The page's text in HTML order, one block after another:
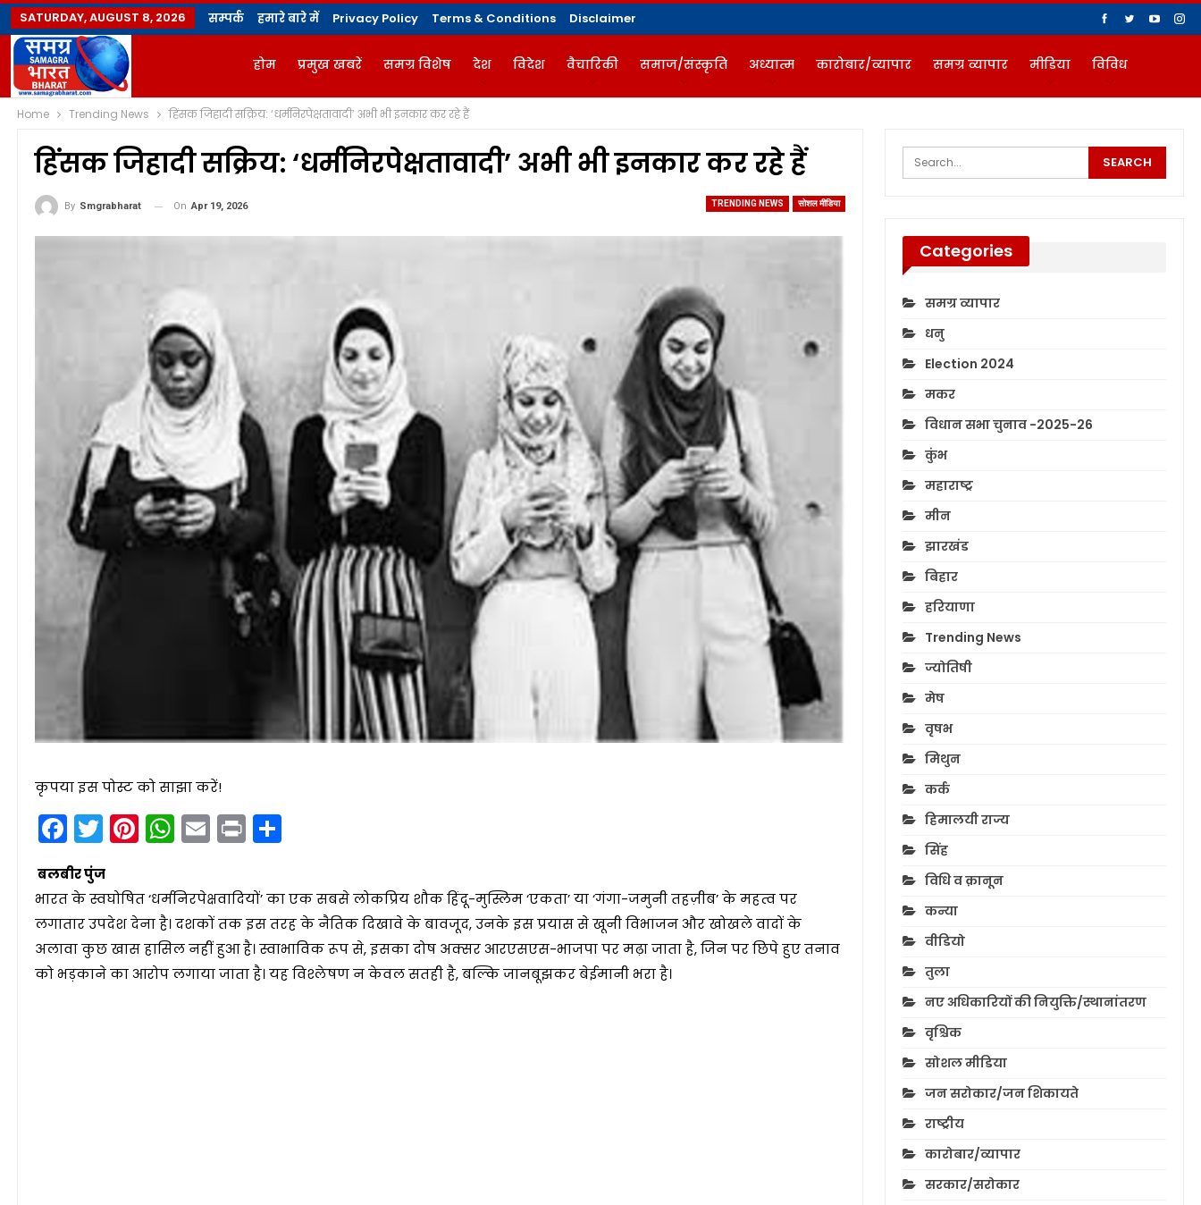
SATURDAY, AUGUST 8, 2026 सम्पर्क हमारे बारे में Privacy Policy Terms & Conditions Disclaimer
होम प्रमुख खबरें समग्र विशेष देश विदेश वैचारिकी समाज/संस्कृति अध्यात्म कारोबार/व्यापार समग्र व्यापार मीडिया विविध
ज्योतिषी योगविद्या मैगज़ीन
Home Trending News हिंसक जिहादी सक्रिय: ‘धर्मनिरपेक्षतावादी’ अभी भी इनकार कर रहे हैं
हिंसक जिहादी सक्रिय: ‘धर्मनिरपेक्षतावादी’ अभी भी इनकार कर रहे हैं
TRENDING NEWS सोशल मीडिया
By Smgrabharat On Apr 19, 2026
कृपया इस पोस्ट को साझा करें!
Facebook
Twitter
Pinterest
WhatsApp
Email
Print
बलबीर पुंज
भारत के स्वघोषित ‘धर्मनिरपेक्षवादियों’ का एक सबसे लोकप्रिय शौक हिंदू-मुस्लिम ‘एकता’ या ‘गंगा-जमुनी तहज़ीब’ के महत्व पर
लगातार उपदेश देना है। दशकों तक इस तरह के नैतिक दिखावे के बावजूद, उनके इस प्रयास से खूनी विभाजन और खोखले वादों के
अलावा कुछ खास हासिल नहीं हुआ है। स्वाभाविक रूप से, इसका दोष अक्सर आरएसएस-भाजपा पर मढ़ा जाता है, जिन पर छिपे हुए तनाव
को भड़काने का आरोप लगाया जाता है। यह विश्लेषण न केवल सतही है, बल्कि जानबूझकर बेईमानी भरा है।
Categories
समग्र व्यापार
धनु
Election 2024
मकर
विधान सभा चुनाव -2025-26
कुंभ
महाराष्ट्र
मीन
झारखंड
बिहार
हरियाणा
Trending News
ज्योतिषी
मेष
वृषभ
मिथुन
कर्क
हिमालयी राज्य
सिंह
विधि व क़ानून
कन्या
वीडियो
तुला
नए अधिकारियों की नियुक्ति/स्थानांतरण
वृश्चिक
सोशल मीडिया
जन सरोकार/जन शिकायते
राष्ट्रीय
कारोबार/व्यापार
सरकार/सरोकार